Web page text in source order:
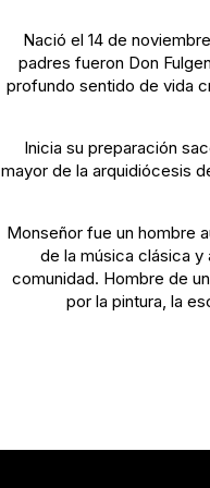
Nació el 14 de
padres fueron Don
profundo sentido de vida
Inicia su preparación
mayor de la arquidiócesis
Monseñor fue un hombre
de la música clásica
comunidad. Hombre de
por la pintura, la